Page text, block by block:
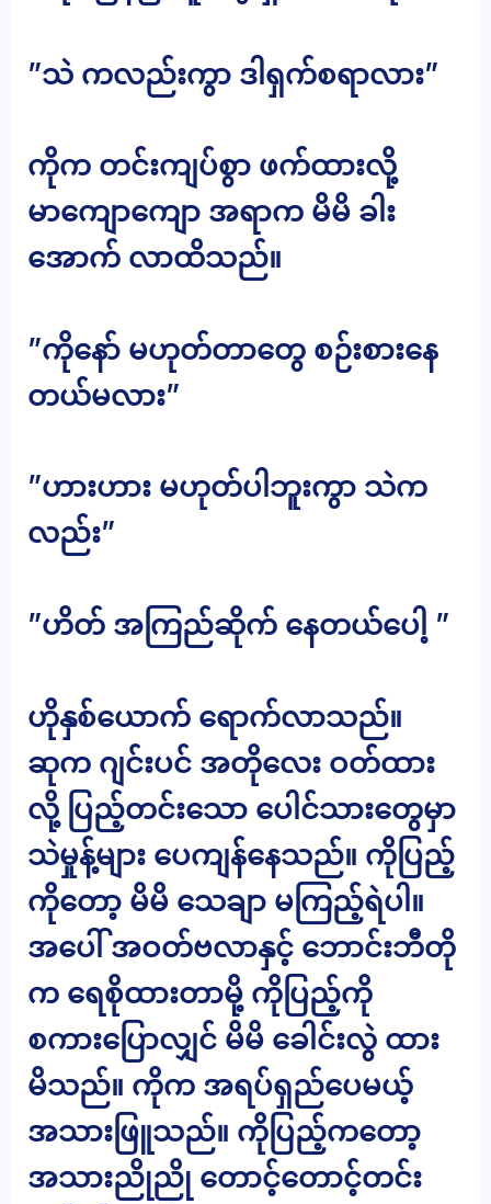
”သဲ ကလည်းကွာ ဒါရှက်စရာလား”
ကိုက တင်းကျပ်စွာ ဖက်ထားလို့
မာကျောကျော အရာက မိမိ ခါး
အောက် လာထိသည်။
”ကိုနော် မဟုတ်တာတွေ စဉ်းစားနေ
တယ်မလား”
”ဟားဟား မဟုတ်ပါဘူးကွာ သဲက
လည်း”
”ဟိတ် အကြည်ဆိုက် နေတယ်ပေါ့ ”
ဟိုနှစ်ယောက် ရောက်လာသည်။
ဆုက ဂျင်းပင် အတိုလေး ဝတ်ထား
လို့ ပြည့်တင်းသော ပေါင်သားတွေမှာ
သဲမှုန့်များ ပေကျန်နေသည်။ ကိုပြည့်
ကိုတော့ မိမိ သေချာ မကြည့်ရဲပါ။
အပေါ် အဝတ်ဗလာနှင့် ဘောင်းဘီတို
က ရေစိုထားတာမို့ ကိုပြည့်ကို
စကားပြောလျှင် မိမိ ခေါင်းလွဲ ထား
မိသည်။ ကိုက အရပ်ရှည်ပေမယ့်
အသားဖြူသည်။ ကိုပြည့်ကတော့
အသားညိုညို တောင့်တောင့်တင်း